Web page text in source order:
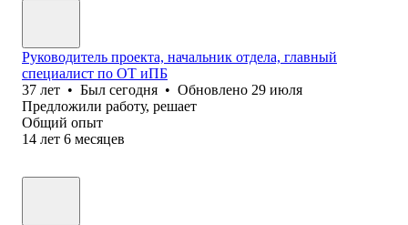
Руководитель проекта, начальник отдела, главный
специалист по ОТ иПБ
37 лет • Был сегодня • Обновлено 29 июля
Предложили работу, решает
Общий опыт
14 лет 6 месяцев